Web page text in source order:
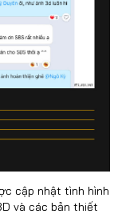
cập nhật tình hình
và các bản thiết